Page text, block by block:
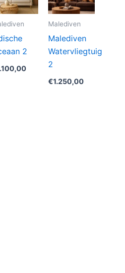
2
Malediven
Malediven
Watervliegtuig
2
€1.250,00